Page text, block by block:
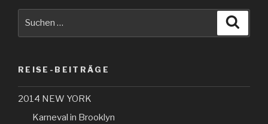
REISE-BEITRÄGE
2014 NEW YORK
Karneval in Brooklyn